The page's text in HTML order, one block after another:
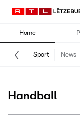
Home
Sport News
Handball